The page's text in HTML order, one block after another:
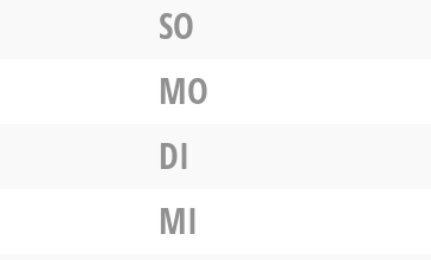
SO
MO
DI
MI